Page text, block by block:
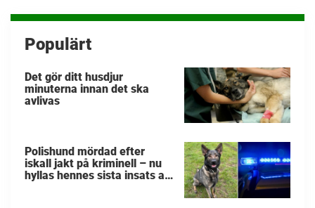
Populärt
Det gör ditt husdjur
minuterna innan det ska
avlivas
Polishund mördad efter
iskall jakt på kriminell – nu
hyllas hennes sista insats av